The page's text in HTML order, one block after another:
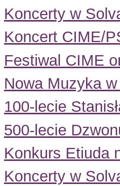
Koncerty w
Koncert CIME/
Festiwal CIME
Nowa Muzyka
100-lecie
500-lecie
Konkurs Etiuda
Koncerty w